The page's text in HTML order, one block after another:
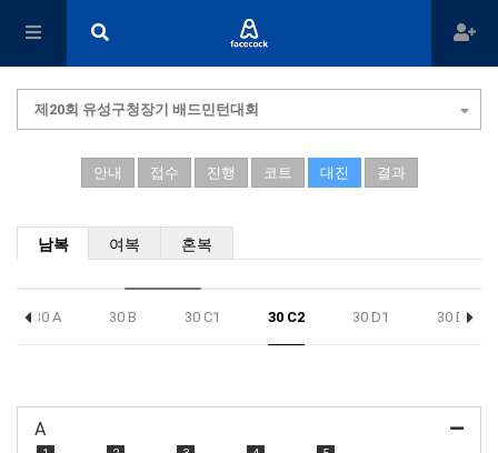
제20회 유성구청장기 배드민턴대회
안내 접수 진행 코트 대진 결과
남복 여복 혼복
30 A 30 B 30 C1 30 C2 30 D1 30 D2
A